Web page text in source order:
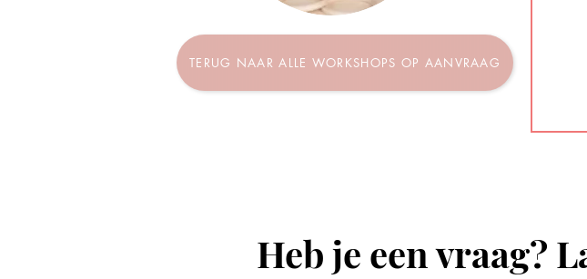
TERUG NAAR ALLE WORKSHOPS OP AANVRAAG
Heb je een vraag?